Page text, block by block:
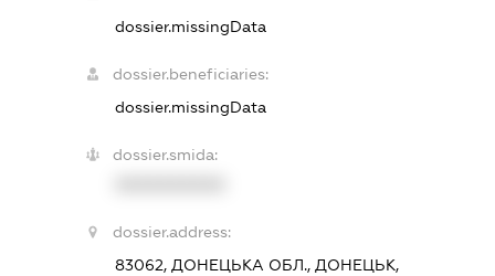
dossier.missingData
dossier.beneficiaries:
dossier.missingData
dossier.smida:
dossier.address:
83062, ДОНЕЦЬКА ОБЛ., ДОНЕЦЬК,